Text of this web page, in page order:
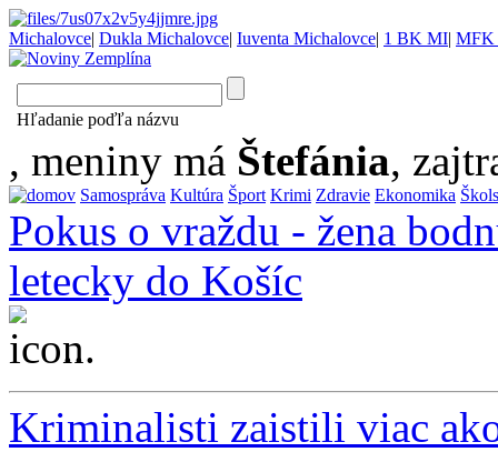
Michalovce| Dukla Michalovce| Iuventa Michalovce| 1 BK MI| MFK
Hľadanie poďľa názvu
, meniny má Štefánia,
Samospráva Kultúra Šport Krimi Zdravie Ekonomika
Pokus o vraždu - žena
letecky do Košíc
...
Kriminalisti zaistili viac